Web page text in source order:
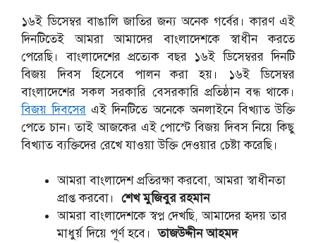
১৬ই ডিসেম্বর বাঙালি জাতির জন্য অনেক গর্বের। কারণ এই
দিনটিতেই আমরা আমাদের বাংলাদেশকে স্বাধীন করতে
পেরেছি। বাংলাদেশের প্রত্যেক বছর ১৬ই ডিসেম্বরর দিনটি
বিজয় দিবস হিসেবে পালন করা হয়। ১৬ই ডিসেম্বর
বাংলাদেশের সকল সরকারি বেসরকারি প্রতিষ্ঠান বন্ধ থাকে।
বিজয় দিবসের এই দিনটিতে অনেকে অনলাইনে বিখ্যাত উক্তি
পেতে চান। তাই আজকের এই পোস্টে বিজয় দিবস নিয়ে কিছু
বিখ্যাত ব্যক্তিদের রেখে যাওয়া উক্তি দেওয়ার চেষ্টা করেছি।
আমরা বাংলাদেশ প্রতিরক্ষা করবো, আমরা স্বাধীনতা
প্রাপ্ত করবো। শেখ মুজিবুর রহমান
আমরা বাংলাদেশকে স্বপ্ন দেখছি, আমাদের হৃদয় তার
মাধুর্য় দিয়ে পূর্ণ হবে।তাজউদ্দীন আহমদ